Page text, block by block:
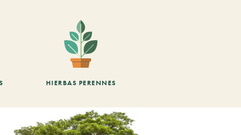
HIERBAS PERENNES